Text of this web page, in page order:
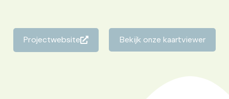
Projectwebsite Bekijk onze kaartviewer